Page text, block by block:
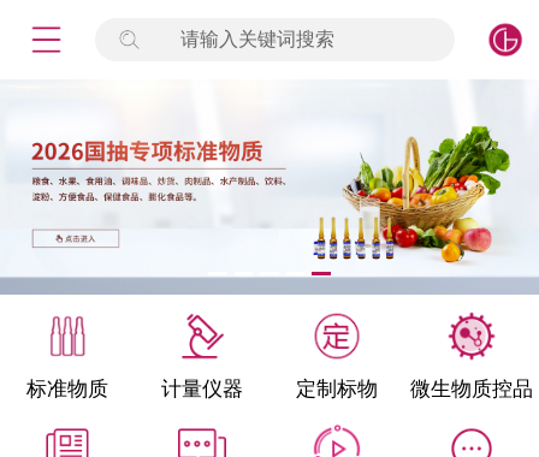
请输入关键词搜索
标准物质 计量仪器 定制标物 微生物质控品
标准物质
产品专项
微生物检测/质控品
定制标物